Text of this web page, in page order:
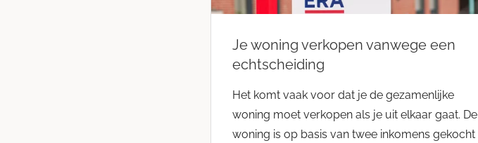
Je woning verkopen vanwege een
echtscheiding
Het komt vaak voor dat je de gezamenlijke
woning moet verkopen als je uit elkaar gaat. De
woning is op basis van twee inkomens gekocht